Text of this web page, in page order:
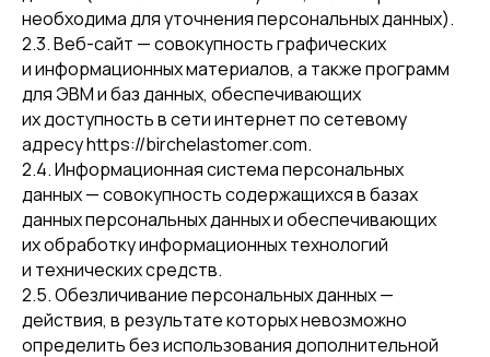
необходима для уточнения персональных данных).
2.3. Веб-сайт — совокупность графических
и информационных материалов, а также программ
для ЭВМ и баз данных, обеспечивающих
их доступность в сети интернет по сетевому
адресу https://birchelastomer.com.
2.4. Информационная система персональных
данных — совокупность содержащихся в базах
данных персональных данных и обеспечивающих
их обработку информационных технологий
и технических средств.
2.5. Обезличивание персональных данных —
действия, в результате которых невозможно
определить без использования дополнительной